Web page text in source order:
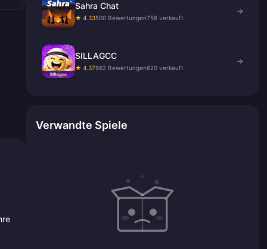
Sahra Chat
★ 4.33500 Bewertungen756 verkauft
→
SILLAGCC
★ 4.37662 Bewertungen620 verkauft
→
Verwandte Spiele